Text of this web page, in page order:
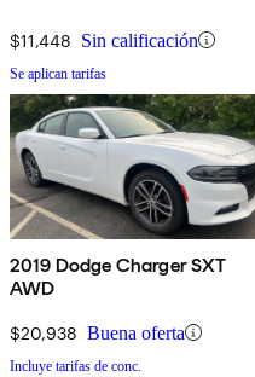
$11,448 Sin calificación
Se aplican tarifas
2019 Dodge Charger SXT
AWD
$20,938 Buena oferta
Incluye tarifas de conc.